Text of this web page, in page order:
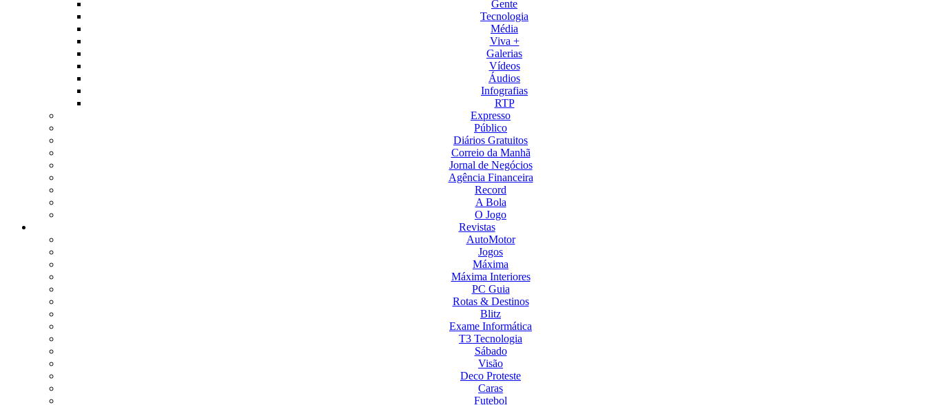
Gente
Tecnologia
Média
Viva +
Galerias
Vídeos
Áudios
Infografias
RTP
Expresso
Público
Diários Gratuitos
Correio da Manhã
Jornal de Negócios
Agência Financeira
Record
A Bola
O Jogo
Revistas
AutoMotor
Jogos
Máxima
Máxima Interiores
PC Guia
Rotas & Destinos
Blitz
Exame Informática
T3 Tecnologia
Sábado
Visão
Deco Proteste
Caras
Futebol